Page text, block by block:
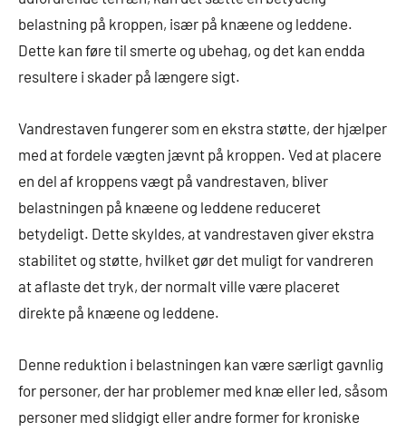
belastning på kroppen, især på knæene og leddene.
Dette kan føre til smerte og ubehag, og det kan endda
resultere i skader på længere sigt.
Vandrestaven fungerer som en ekstra støtte, der hjælper
med at fordele vægten jævnt på kroppen. Ved at placere
en del af kroppens vægt på vandrestaven, bliver
belastningen på knæene og leddene reduceret
betydeligt. Dette skyldes, at vandrestaven giver ekstra
stabilitet og støtte, hvilket gør det muligt for vandreren
at aflaste det tryk, der normalt ville være placeret
direkte på knæene og leddene.
Denne reduktion i belastningen kan være særligt gavnlig
for personer, der har problemer med knæ eller led, såsom
personer med slidgigt eller andre former for kroniske